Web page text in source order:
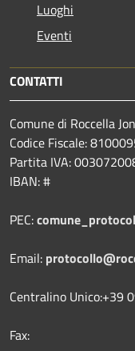
Luoghi
Eventi
CONTATTI
Comune di Roccella
Codice Fiscale:
Partita IVA:
IBAN: #
PEC:
Email:
Centralino Unico:+39
Fax: